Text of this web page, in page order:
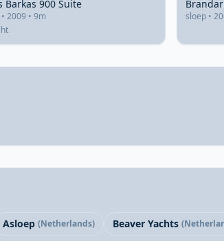
Barkas 900 Suite
2009 • 9m
sloep •
Asloep (Netherlands) Beaver Yachts